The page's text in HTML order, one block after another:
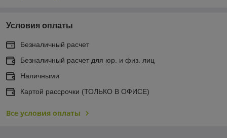
Условия оплаты
Безналичный расчет
Безналичный расчет для юр. и физ. лиц
Наличными
Картой рассрочки (ТОЛЬКО В ОФИСЕ)
Все условия оплаты